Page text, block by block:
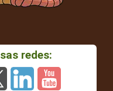
redes: